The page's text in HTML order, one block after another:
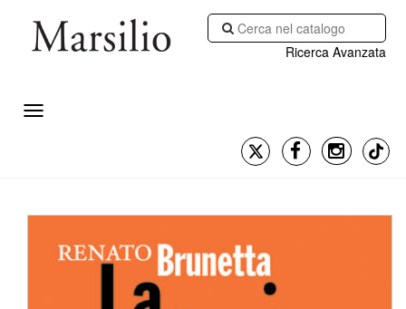
Ricerca Avanzata